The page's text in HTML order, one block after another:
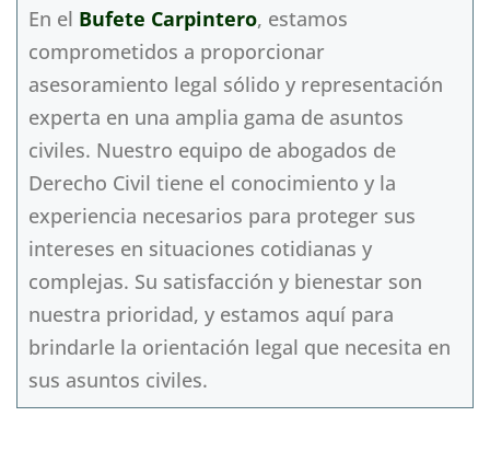
En el Bufete Carpintero, estamos
comprometidos a proporcionar
asesoramiento legal sólido y representación
experta en una amplia gama de asuntos
civiles. Nuestro equipo de abogados de
Derecho Civil tiene el conocimiento y la
experiencia necesarios para proteger sus
intereses en situaciones cotidianas y
complejas. Su satisfacción y bienestar son
nuestra prioridad, y estamos aquí para
brindarle la orientación legal que necesita en
sus asuntos civiles.